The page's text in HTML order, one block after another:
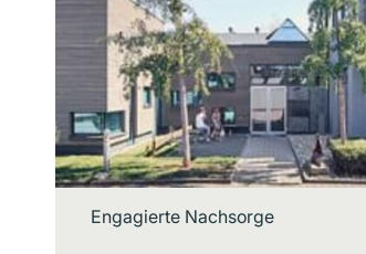
Engagierte Nachsorge